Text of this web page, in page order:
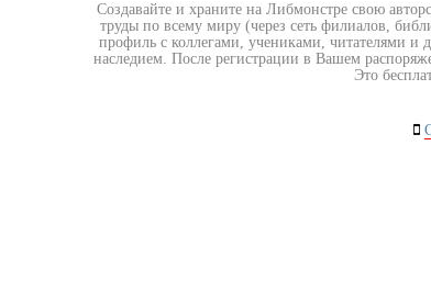
Создавайте и храните на Либмонстре свою
труды по всему миру (через сеть филиалов,
профиль с коллегами, учениками, читателями и
наследием. После регистрации в Вашем
Это